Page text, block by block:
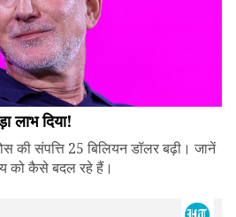
लाभ दिया!
संपत्ति 25 बिलियन डॉलर बढ़ी। जानें
को कैसे बदल रहे हैं।